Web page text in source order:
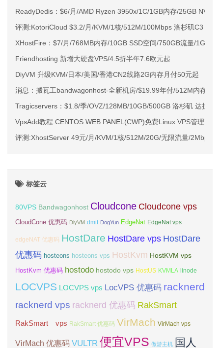
ReadyDedis：$6/月/AMD Ryzen 3950x/1C/1GB内存/25GB
评测:KotoriCloud $3.2/月/KVM/1核/512M/100Mbps 洛杉矶C3
XHostFire：$7/月/768MB内存/10GB SSD空间/750GB流量/
Friendhosting 新增大硬盘VPS/4.5折半年7.6欧元起
DiyVM 升级KVM/日本/美国/香港CN2线路2G内存月付50元起
消息：搬瓦工bandwagonhost-全新机房/$19.99年付/512M内存/
Tragicservers：$1.8/季/OVZ/128MB/10GB/500GB 洛杉矶 达拉斯
VpsAdd教程:CENTOS WEB PANEL(CWP)免费Linux VPS管理面
评测:XhostServer 49元/月/KVM/1核/512M/20G/无限流量/2Mbps
标签云
80VPS Bandwagonhost Cloudcone Cloudcone vps
CloudCone 优惠码 DiyVM dmit DogYun EdgeNat EdgeNat vps
edgeNAT 优惠码 HostDare HostDare vps HostDare
优惠码 hosteons hosteons vps HostKvm HostKVM vps
HostKvm 优惠码 hostodo hostodo vps HostUS KVMLA linode
LOCVPS LOCVPS vps LocVPS 优惠码 racknerd
racknerd vps racknerd 优惠码 RakSmart
RakSmart vps RakSmart 优惠码 VirMach VirMach vps
VirMach 优惠码 VULTR 便宜VPS 傲游主机 国人